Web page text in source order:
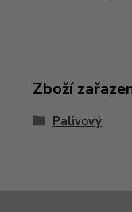
Zboží
Palivový